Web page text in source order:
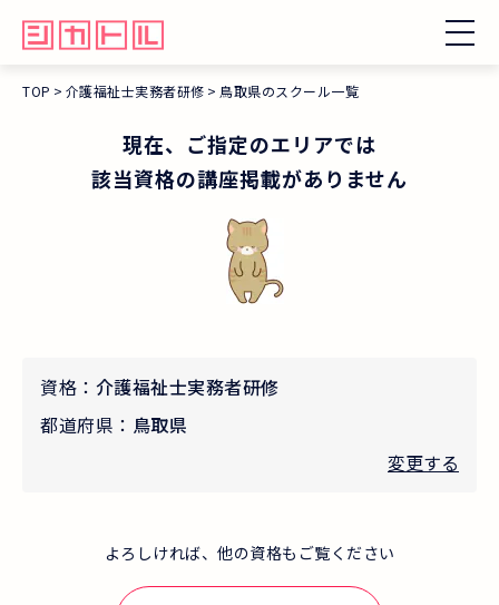
TOP 介護福祉士実務者研修 鳥取県のスクール一覧
現在、ご指定のエリアでは
該当資格の講座掲載がありません
資格： 介護福祉士実務者研修
都道府県： 鳥取県
変更する
よろしければ、他の資格もご覧ください